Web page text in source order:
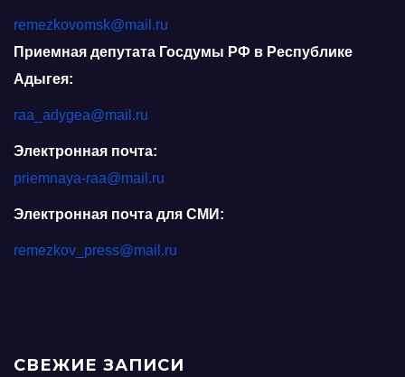
remezkovomsk@mail.ru
Приемная депутата Госдумы РФ в Республике
Адыгея:
raa_adygea@mail.ru
Электронная почта:
priemnaya-raa@mail.ru
Электронная почта для СМИ:
remezkov_press@mail.ru
СВЕЖИЕ ЗАПИСИ